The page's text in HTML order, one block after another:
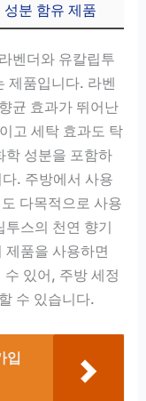
분 함유 제품
벤더와 유칼립투
제품입니다. 라벤
균 효과가 뛰어난
고 세탁 효과도 탁
학 성분을 포함하
. 주방에서 사용
다목적으로 사용
스의 천연 향기
제품을 사용하면
있어, 주방 세정
수 있습니다.
입